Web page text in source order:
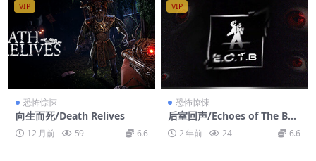
VIP
恐怖惊悚
向生而死/Death Relives
12 月前 59 6.6
VIP
恐怖惊悚
后室回声/Echoes of The Bac
krooms
2 年前 24 6.6